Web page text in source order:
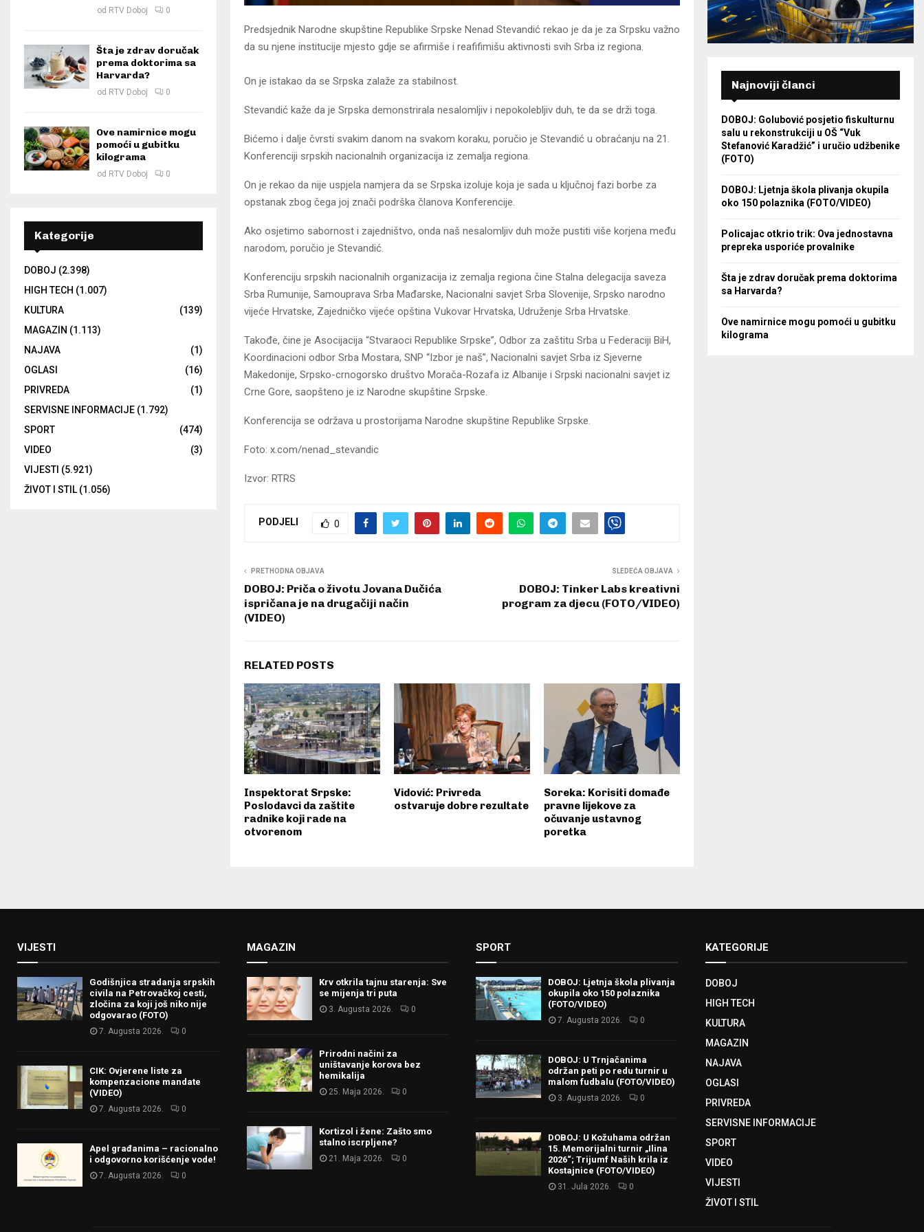
Predsjednik Narodne skupštine Republike Srpske Nenad Stevandić rekao je da je za Srpsku važno
da su njene institucije mjesto gdje se afirmiše i reafifimišu aktivnosti svih Srba iz regiona.
On je istakao da se Srpska zalaže za stabilnost.
Stevandić kaže da je Srpska demonstrirala nesalomljiv i nepokolebljiv duh, te da se drži toga.
Bićemo i dalje čvrsti svakim danom na svakom koraku, poručio je Stevandić u obraćanju na 21.
Konferenciji srpskih nacionalnih organizacija iz zemalja regiona.
On je rekao da nije uspjela namjera da se Srpska izoluje koja je sada u ključnoj fazi borbe za
opstanak zbog čega joj znači podrška članova Konferencije.
Ako osjetimo sabornost i zajedništvo, onda naš nesalomljiv duh može pustiti više korjena među
narodom, poručio je Stevandić.
Konferenciju srpskih nacionalnih organizacija iz zemalja regiona čine Stalna delegacija saveza
Srba Rumunije, Samouprava Srba Mađarske, Nacionalni savjet Srba Slovenije, Srpsko narodno
vijeće Hrvatske, Zajedničko vijeće opština Vukovar Hrvatska, Udruženje Srba Hrvatske.
Takođe, čine je Asocijacija “Stvaraoci Republike Srpske”, Odbor za zaštitu Srba u Federaciji BiH,
Koordinacioni odbor Srba Mostara, SNP “Izbor je naš”, Nacionalni savjet Srba iz Sjeverne
Makedonije, Srpsko-crnogorsko društvo Morača-Rozafa iz Albanije i Srpski nacionalni savjet iz
Crne Gore, saopšteno je iz Narodne skupštine Srpske.
Konferencija se održava u prostorijama Narodne skupštine Republike Srpske.
Foto: x.com/nenad_stevandic
Izvor: RTRS
PODJELI 0
PRETHODNA OBJAVA
DOBOJ: Priča o životu Јovana Dučića
ispričana je na drugačiji način
(VIDEO)
SLEDEĆA OBJAVA
DOBOJ: Tinker Labs kreativni
program za djecu (FOTO/VIDEO)
RELATED POSTS
Inspektorat Srpske:
Poslodavci da zaštite
radnike koji rade na
otvorenom
Vidović: Privreda
ostvaruje dobre rezultate
Soreka: Korisiti domađe
pravne lijekove za
očuvanje ustavnog
poretka
od RTV Doboj 0
Šta je zdrav doručak
prema doktorima sa
Harvarda?
od RTV Doboj 0
Ove namirnice mogu
pomoći u gubitku
kilograma
od RTV Doboj 0
Kategorije
DOBOJ (2.398)
HIGH TECH (1.007)
KULTURA
(139)
MAGAZIN (1.113)
NAJAVA
(1)
OGLASI
(16)
PRIVREDA
(1)
SERVISNE INFORMACIJE (1.792)
SPORT
(474)
VIDEO
(3)
VIJESTI (5.921)
ŽIVOT I STIL(1.056)
Najnoviji članci
DOBOJ: Golubović posjetio fiskulturnu
salu u rekonstrukciji u OŠ “Vuk
Stefanović Karadžić” i uručio udžbenike
(FOTO)
DOBOJ: Ljetnja škola plivanja okupila
oko 150 polaznika (FOTO/VIDEO)
Policajac otkrio trik: Ova jednostavna
prepreka usporiće provalnike
Šta je zdrav doručak prema doktorima
sa Harvarda?
Ove namirnice mogu pomoći u gubitku
kilograma
VIJESTI
Godišnjica stradanja srpskih
civila na Petrovačkoj cesti,
zločina za koji još niko nije
odgovarao (FOTO)
7. Augusta 2026. 0
CIK: Ovjerene liste za
kompenzacione mandate
(VIDEO)
7. Augusta 2026. 0
Apel građanima – racionalno
i odgovorno korišćenje vode!
7. Augusta 2026. 0
MAGAZIN
Krv otkrila tajnu starenja: Sve
se mijenja tri puta
3. Augusta 2026. 0
Prirodni načini za
uništavanje korova bez
hemikalija
25. Maja 2026. 0
Kortizol i žene: Zašto smo
stalno iscrpljene?
21. Maja 2026. 0
SPORT
DOBOJ: Ljetnja škola plivanja
okupila oko 150 polaznika
(FOTO/VIDEO)
7. Augusta 2026. 0
DOBOJ: U Trnjačanima
održan peti po redu turnir u
malom fudbalu (FOTO/VIDEO)
3. Augusta 2026. 0
DOBOJ: U Kožuhama održan
15. Memorijalni turnir „Ilina
2026“; Trijumf Naših krila iz
Kostajnice (FOTO/VIDEO)
31. Jula 2026. 0
KATEGORIJE
DOBOJ
HIGH TECH
KULTURA
MAGAZIN
NAJAVA
OGLASI
PRIVREDA
SERVISNE INFORMACIJE
SPORT
VIDEO
VIJESTI
ŽIVOT I STIL